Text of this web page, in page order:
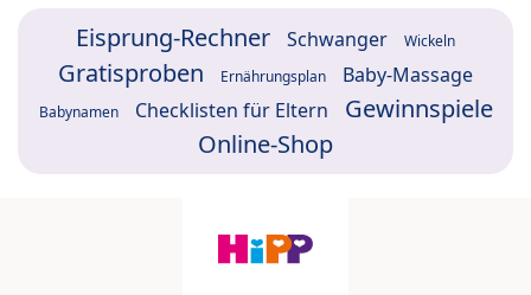
Eisprung-Rechner Schwanger Wickeln
Gratisproben Ernährungsplan Baby-Massage
Babynamen Checklisten für Eltern
Gewinnspiele
Online-Shop